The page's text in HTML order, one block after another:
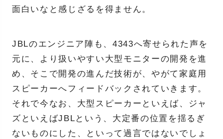
面白いなと感じざるを得ません。
JBLのエンジニア陣も、4343へ寄せられた声を
元に、より扱いやすい大型モニターの開発を進
め、そこで開発の進んだ技術が、やがて家庭用
スピーカーへフィードバックされていきます。
それで今なお、大型スピーカーといえば、ジャ
ズといえばJBLという、大定番の位置を揺るぎ
ないものにした、といって過言ではないでしょ